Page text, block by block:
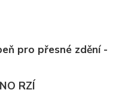
pro přesné zdění -
RZÍ